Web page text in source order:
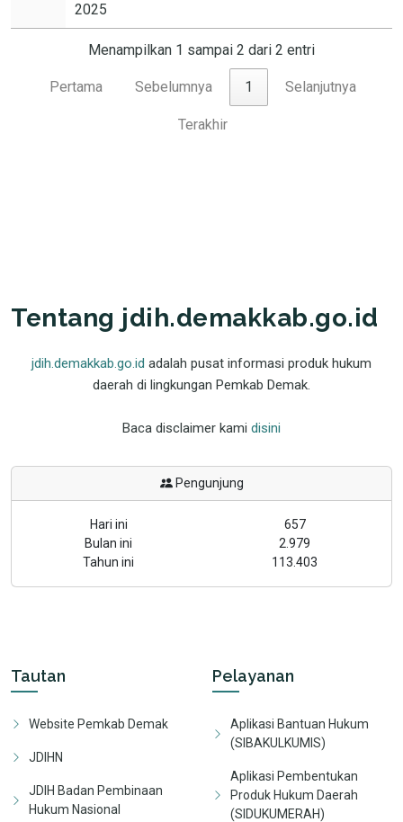
2025
Menampilkan 1 sampai 2 dari 2 entri
Pertama Sebelumnya 1 Selanjutnya
Terakhir
Tentang jdih.demakkab.go.id
jdih.demakkab.go.id adalah pusat informasi produk hukum
daerah di lingkungan Pemkab Demak.
Baca disclaimer kami disini
Pengunjung
Hari ini
657
Bulan ini
2.979
Tahun ini
113.403
Tautan
Website Pemkab Demak
JDIHN
JDIH Badan Pembinaan
Hukum Nasional
Pelayanan
Aplikasi Bantuan Hukum
(SIBAKULKUMIS)
Aplikasi Pembentukan
Produk Hukum Daerah
(SIDUKUMERAH)